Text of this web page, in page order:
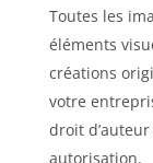
Toutes les
éléments
créations
votre
droit
autorisation.